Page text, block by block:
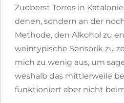
Zuoberst Torres in
denen, sondern an der
Methode, den Alkohol zu
weintypische Sensorik zu
mich zu wenig aus, um
weshalb das mittlerweile
funktioniert aber nicht